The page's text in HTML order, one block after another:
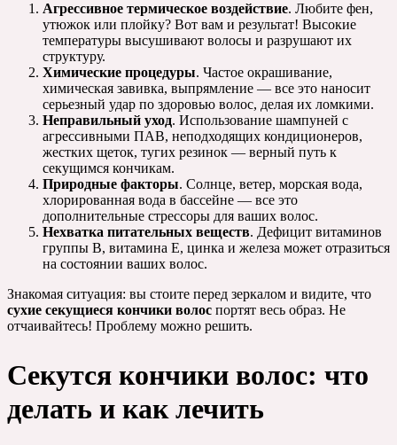
Агрессивное термическое воздействие. Любите фен,
утюжок или плойку? Вот вам и результат! Высокие
температуры высушивают волосы и разрушают их
структуру.
Химические процедуры. Частое окрашивание,
химическая завивка, выпрямление — все это наносит
серьезный удар по здоровью волос, делая их ломкими.
Неправильный уход. Использование шампуней с
агрессивными ПАВ, неподходящих кондиционеров,
жестких щеток, тугих резинок — верный путь к
секущимся кончикам.
Природные факторы. Солнце, ветер, морская вода,
хлорированная вода в бассейне — все это
дополнительные стрессоры для ваших волос.
Нехватка питательных веществ. Дефицит витаминов
группы В, витамина Е, цинка и железа может отразиться
на состоянии ваших волос.
Знакомая ситуация: вы стоите перед зеркалом и видите, что
сухие секущиеся кончики волос портят весь образ. Не
отчаивайтесь! Проблему можно решить.
Секутся кончики волос: что
делать и как лечить